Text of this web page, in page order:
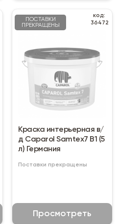
ПОСТАВКИ
ПРЕКРАЩЕНЫ
код:
36472
Краска интерьерная в/
д Caparol Samtex7 B1 (5
л) Германия
Поставки прекращены
Просмотреть